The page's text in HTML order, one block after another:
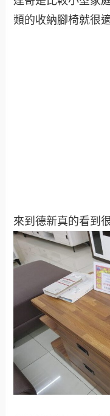
類的收納腳椅就很
來到德新真的看到